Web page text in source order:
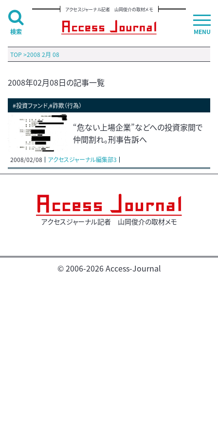
アクセスジャーナル記者 山岡俊介の取材メモ
TOP >2008 2月 08
2008年02月08日の記事一覧
#投資ファンド,#詐欺（行為）
“危ない上場企業”などへの投資家間で
仲間割れ。刑事告訴へ
2008/02/08 アクセスジャーナル編集部3
アクセスジャーナル記者 山岡俊介の取材メモ
© 2006-2026 Access-Journal
MENU
検索